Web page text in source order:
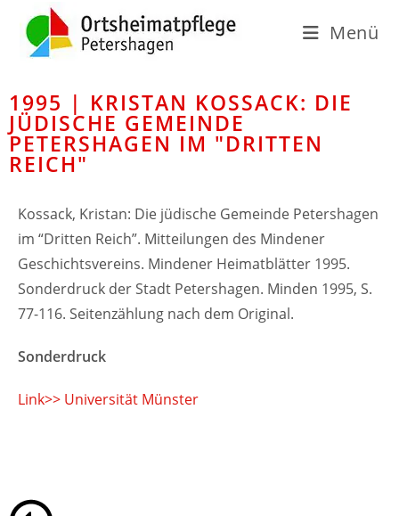
Menü
1995 | KRISTAN KOSSACK: DIE
JÜDISCHE GEMEINDE
PETERSHAGEN IM "DRITTEN
REICH"
Kossack, Kristan: Die jüdische Gemeinde Petershagen
im “Dritten Reich”. Mitteilungen des Mindener
Geschichtsvereins. Mindener Heimatblätter 1995.
Sonderdruck der Stadt Petershagen. Minden 1995, S.
77-116. Seitenzählung nach dem Original.
Sonderdruck
Link>> Universität Münster